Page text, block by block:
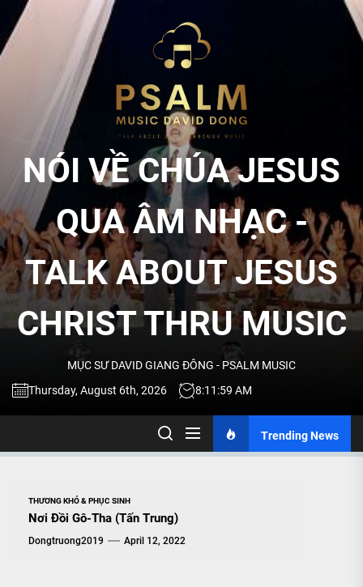
Skip
the
QUA
ÂM
NHẠC
TALK
NÓI VỀ CHÚA JESUS
QUA ÂM NHẠC -
TALK ABOUT JESUS
CHRIST THRU MUSIC
MỤC SƯ DAVID GIANG ĐÔNG - PSALM MUSIC
Thursday, August 6th, 2026
8:12:00 AM
Trending News
THƯƠNG KHÓ & PHỤC SINH
Nơi Đồi Gô-Tha (Tấn Trung)
Dongtruong2019 April 12, 2022